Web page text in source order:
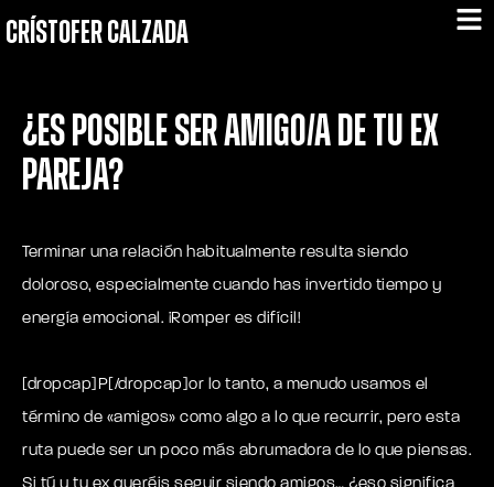
CRÍSTOFER CALZADA
¿Es posible ser amigo/a de tu ex
pareja?
Terminar una relación habitualmente resulta siendo
doloroso, especialmente cuando has invertido tiempo y
energía emocional. ¡Romper es difícil!
[dropcap]P[/dropcap]or lo tanto, a menudo usamos el
término de «amigos» como algo a lo que recurrir, pero esta
ruta puede ser un poco más abrumadora de lo que piensas.